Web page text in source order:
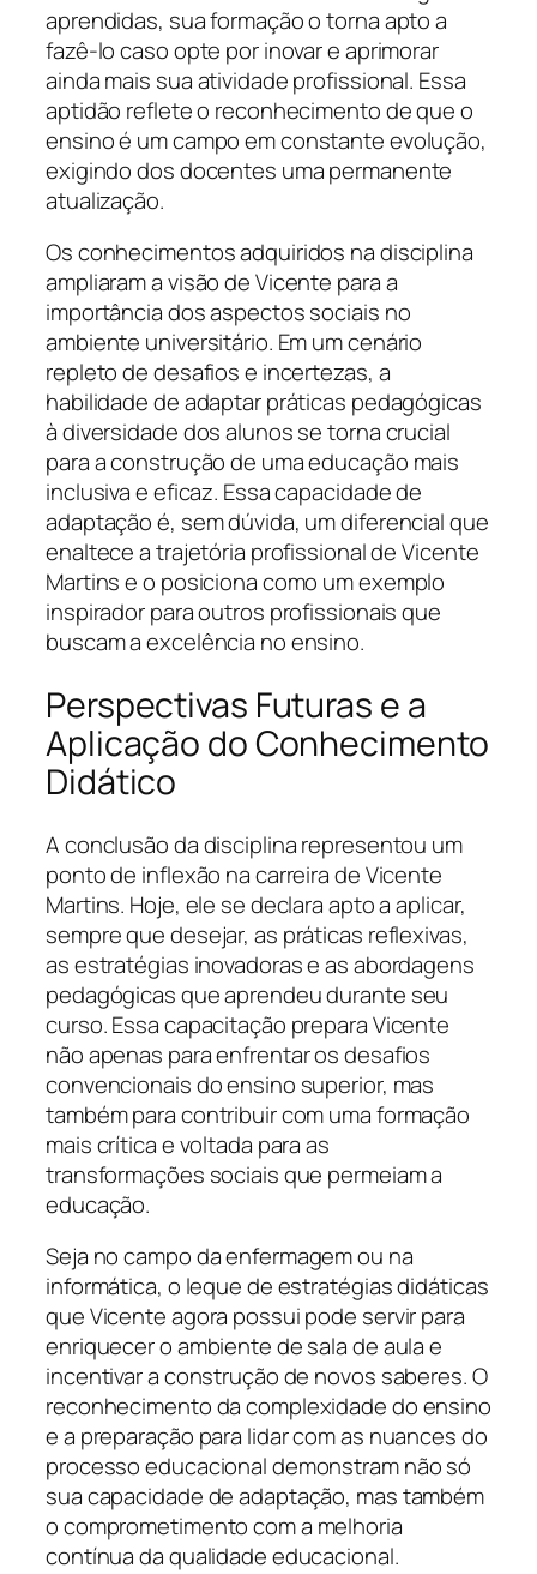
aprendidas, sua formação o torna apto a
fazê-lo caso opte por inovar e aprimorar
ainda mais sua atividade profissional. Essa
aptidão reflete o reconhecimento de que o
ensino é um campo em constante evolução,
exigindo dos docentes uma permanente
atualização.
Os conhecimentos adquiridos na disciplina
ampliaram a visão de Vicente para a
importância dos aspectos sociais no
ambiente universitário. Em um cenário
repleto de desafios e incertezas, a
habilidade de adaptar práticas pedagógicas
à diversidade dos alunos se torna crucial
para a construção de uma educação mais
inclusiva e eficaz. Essa capacidade de
adaptação é, sem dúvida, um diferencial que
enaltece a trajetória profissional de Vicente
Martins e o posiciona como um exemplo
inspirador para outros profissionais que
buscam a excelência no ensino.
Perspectivas Futuras e a
Aplicação do Conhecimento
Didático
A conclusão da disciplina representou um
ponto de inflexão na carreira de Vicente
Martins. Hoje, ele se declara apto a aplicar,
sempre que desejar, as práticas reflexivas,
as estratégias inovadoras e as abordagens
pedagógicas que aprendeu durante seu
curso. Essa capacitação prepara Vicente
não apenas para enfrentar os desafios
convencionais do ensino superior, mas
também para contribuir com uma formação
mais crítica e voltada para as
transformações sociais que permeiam a
educação.
Seja no campo da enfermagem ou na
informática, o leque de estratégias didáticas
que Vicente agora possui pode servir para
enriquecer o ambiente de sala de aula e
incentivar a construção de novos saberes. O
reconhecimento da complexidade do ensino
e a preparação para lidar com as nuances do
processo educacional demonstram não só
sua capacidade de adaptação, mas também
o comprometimento com a melhoria
contínua da qualidade educacional.